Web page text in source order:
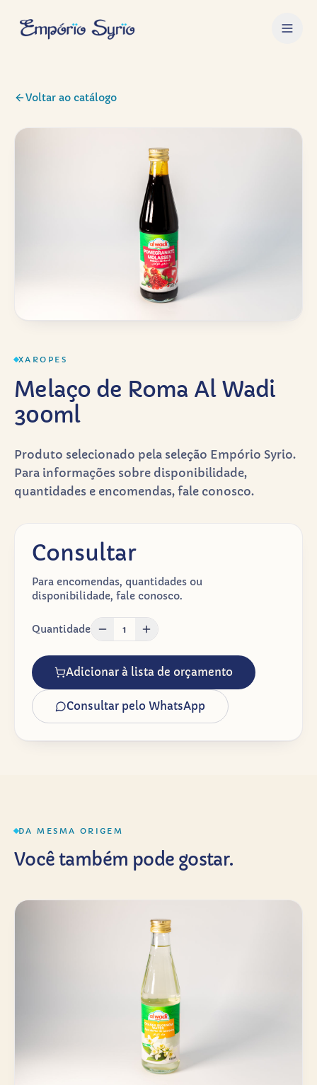
Voltar ao catálogo
XAROPES
Melaço de Roma Al Wadi
300ml
Produto selecionado pela seleção Empório Syrio.
Para informações sobre disponibilidade,
quantidades e encomendas, fale conosco.
Consultar
Para encomendas, quantidades ou
disponibilidade, fale conosco.
Quantidade 1
Adicionar à lista de orçamento
Consultar pelo WhatsApp
DA MESMA ORIGEM
Você também pode gostar.